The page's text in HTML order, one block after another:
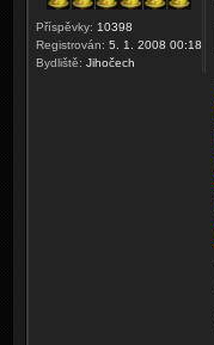
Příspěvky: 10398
Registrován: 5. 1. 2008 00:18
Bydliště: Jihočech